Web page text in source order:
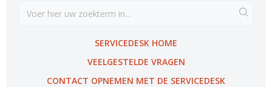
SERVICEDESK HOME
VEELGESTELDE VRAGEN
CONTACT OPNEMEN MET DE SERVICEDESK